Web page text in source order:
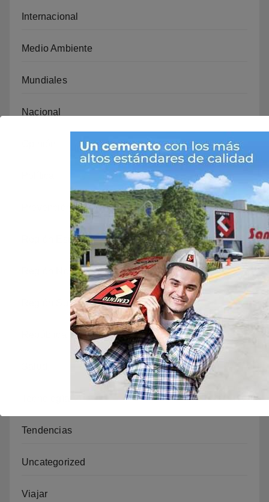
Internacional
Medio Ambiente
Mundiales
Nacional
Prevención
Región Este
Región Norte
Región Sur
Tendencias
Uncategorized
Viajar